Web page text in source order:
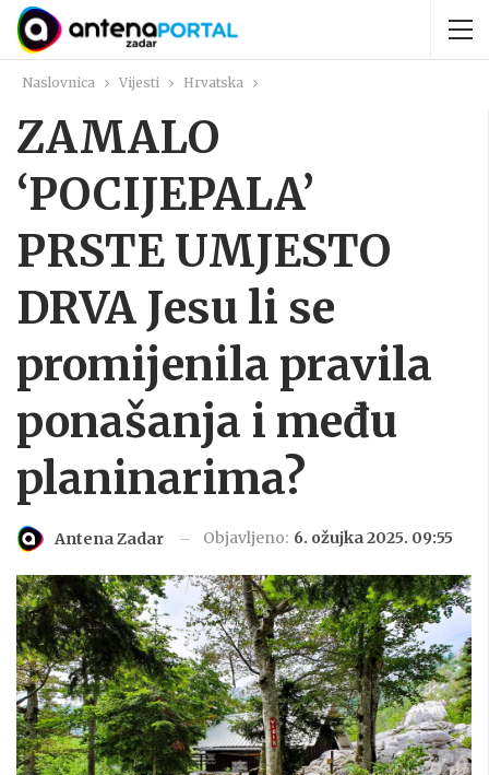
Naslovnica Vijesti Hrvatska
ZAMALO
‘POCIJEPALA’
PRSTE UMJESTO
DRVA Jesu li se
promijenila pravila
ponašanja i među
planinarima?
Antena Zadar Objavljeno: 6. ožujka 2025. 09:55